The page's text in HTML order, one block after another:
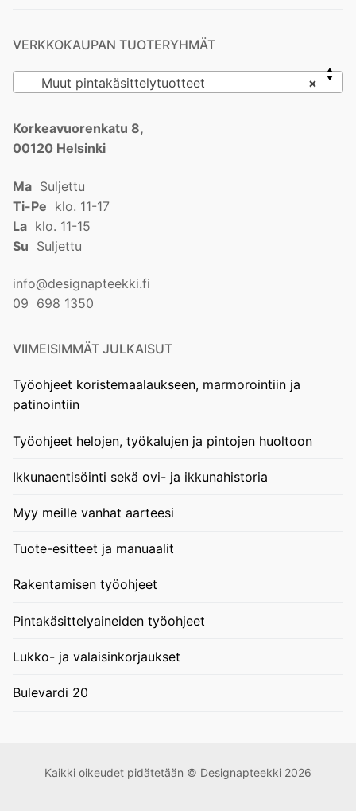
VERKKOKAUPAN TUOTERYHMÄT
×
Muut pintakäsittelytuotteet
Korkeavuorenkatu 8,
00120 Helsinki
Ma Suljettu
Ti-Pe klo. 11-17
La klo. 11-15
Su Suljettu
info@designapteekki.fi
09 698 1350
VIIMEISIMMÄT JULKAISUT
Työohjeet koristemaalaukseen, marmorointiin ja
patinointiin
Työohjeet helojen, työkalujen ja pintojen huoltoon
Ikkunaentisöinti sekä ovi- ja ikkunahistoria
Myy meille vanhat aarteesi
Tuote-esitteet ja manuaalit
Rakentamisen työohjeet
Pintakäsittelyaineiden työohjeet
Lukko- ja valaisinkorjaukset
Bulevardi 20
Kaikki oikeudet pidätetään © Designapteekki 2026